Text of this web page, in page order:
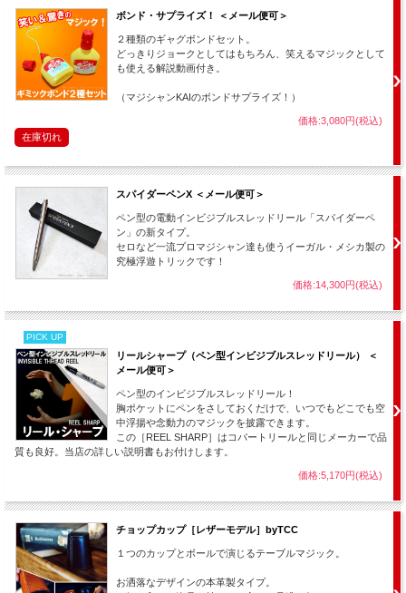
ボンド・サプライズ！ ＜メール便可＞
２種類のギャグボンドセット。
どっきりジョークとしてはもちろん、笑えるマジックとして
も使える解説動画付き。
（マジシャンKAIのボンドサプライズ！）
価格:3,080円(税込)
在庫切れ
スパイダーペンX ＜メール便可＞
ペン型の電動インビジブルスレッドリール「スパイダーペ
ン」の新タイプ。
セロなど一流プロマジシャン達も使うイーガル・メシカ製の
究極浮遊トリックです！
価格:14,300円(税込)
PICK UP
リールシャープ（ペン型インビジブルスレッドリール） ＜
メール便可＞
ペン型のインビジブルスレッドリール！
胸ポケットにペンをさしておくだけで、いつでもどこでも空
中浮揚や念動力のマジックを披露できます。
この［REEL SHARP］はコバートリールと同じメーカーで品
質も良好。当店の詳しい説明書もお付けします。
価格:5,170円(税込)
チョップカップ［レザーモデル］byTCC
１つのカップとボールで演じるテーブルマジック。
お洒落なデザインの本革製タイプ。